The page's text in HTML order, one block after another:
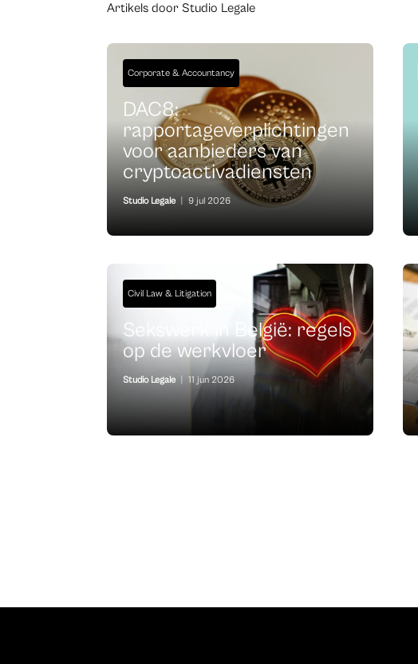
Artikels door Studio Legale
Corporate & Accountancy
DAC8:
rapportageverplichtingen
voor aanbieders van
cryptoactivadiensten
Studio Legale 9 jul 2026
Civil Law & Litigation
Sekswerk in België: regels
op de werkvloer
Studio Legale 11 jun 2026